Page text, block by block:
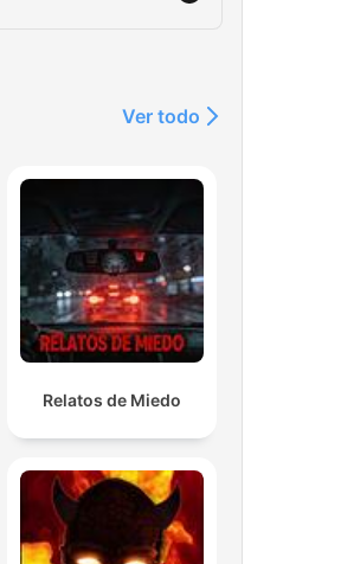
Ver todo
Relatos de Miedo